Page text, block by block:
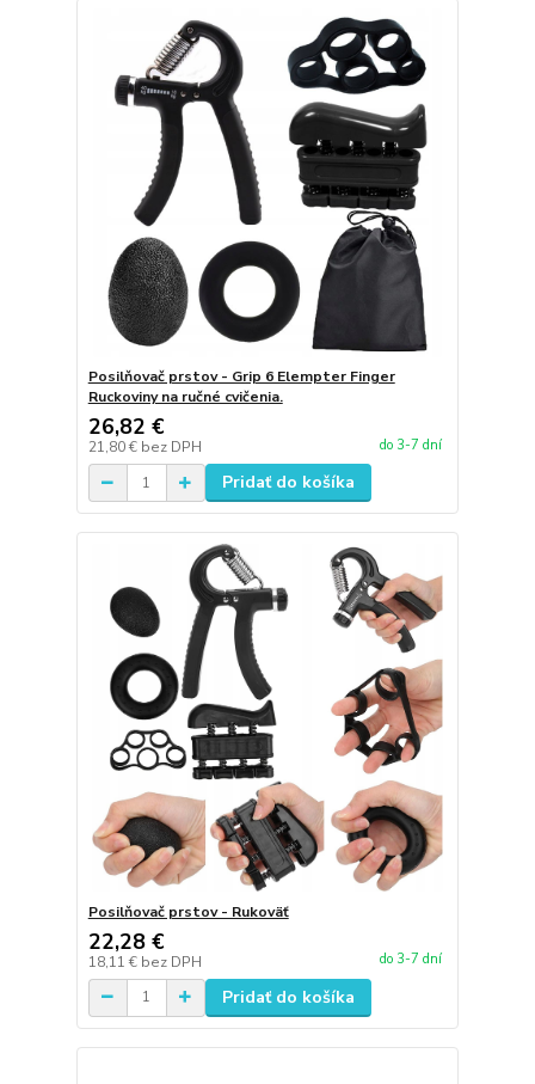
Posilňovač prstov - Grip 6 Elempter Finger
Ruckoviny na ručné cvičenia.
26,82 €
21,80 € bez DPH do 3-7 dní
Pridať do košíka
Posilňovač prstov - Rukoväť
22,28 €
18,11 € bez DPH do 3-7 dní
Pridať do košíka